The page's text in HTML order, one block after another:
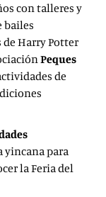
con talleres y
bailes
Harry Potter
Peques
de
yincana para
la Feria del